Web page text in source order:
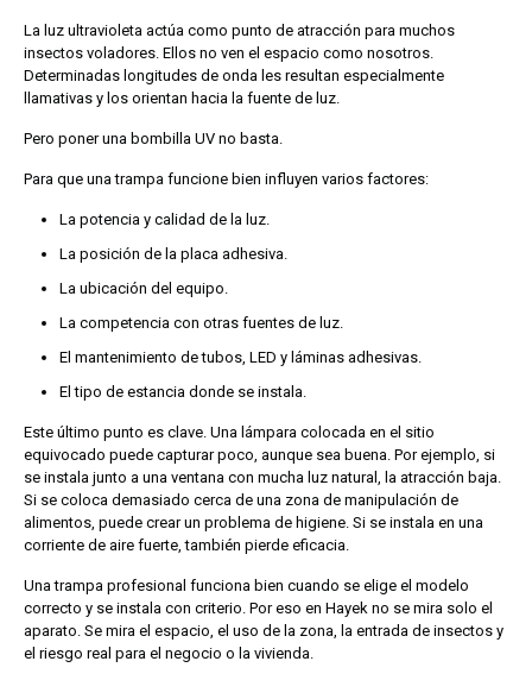
La luz ultravioleta actúa como punto de atracción para muchos
insectos voladores. Ellos no ven el espacio como nosotros.
Determinadas longitudes de onda les resultan especialmente
llamativas y los orientan hacia la fuente de luz.
Pero poner una bombilla UV no basta.
Para que una trampa funcione bien influyen varios factores:
La potencia y calidad de la luz.
La posición de la placa adhesiva.
La ubicación del equipo.
La competencia con otras fuentes de luz.
El mantenimiento de tubos, LED y láminas adhesivas.
El tipo de estancia donde se instala.
Este último punto es clave. Una lámpara colocada en el sitio
equivocado puede capturar poco, aunque sea buena. Por ejemplo, si
se instala junto a una ventana con mucha luz natural, la atracción baja.
Si se coloca demasiado cerca de una zona de manipulación de
alimentos, puede crear un problema de higiene. Si se instala en una
corriente de aire fuerte, también pierde eficacia.
Una trampa profesional funciona bien cuando se elige el modelo
correcto y se instala con criterio. Por eso en Hayek no se mira solo el
aparato. Se mira el espacio, el uso de la zona, la entrada de insectos y
el riesgo real para el negocio o la vivienda.